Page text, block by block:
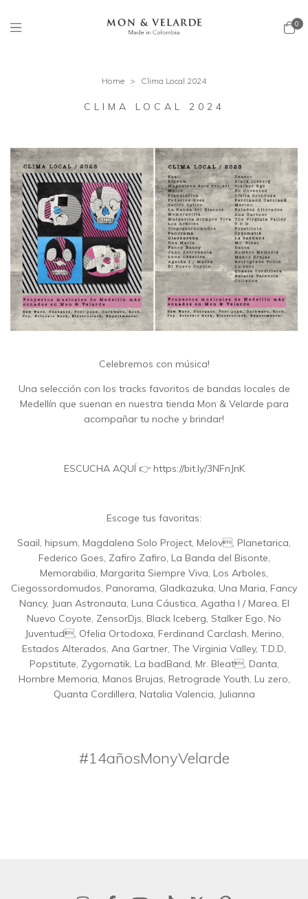
0
Home > Clima Local 2024
CLIMA LOCAL 2024
Celebremos con música!
Una selección con los tracks favoritos de bandas locales de
Medellín que suenan en nuestra tienda Mon & Velarde para
acompañar tu noche y brindar!
ESCUCHA AQUÍ 👉 https://bit.ly/3NFnJnK
Escoge tus favoritas:
Saail, hipsum, Magdalena Solo Project, Melov, Planetarica,
Federico Goes, Zafiro Zafiro, La Banda del Bisonte,
Memorabilia, Margarita Siempre Viva, Los Arboles,
Ciegossordomudos, Panorama, Gladkazuka, Una Maria, Fancy
Nancy, Juan Astronauta, Luna Cáustica, Agatha I / Marea, El
Nuevo Coyote, ZensorDjs, Black Iceberg, Stalker Ego, No
Juventud, Ofelia Ortodoxa, Ferdinand Carclash, Merino,
Estados Alterados, Ana Gartner, The Virginia Valley, T.D.D,
Popstitute, Zygomatik, La badBand, Mr. Bleat, Danta,
Hombre Memoria, Manos Brujas, Retrograde Youth, Lu zero,
Quanta Cordillera, Natalia Valencia, Julianna
#14añosMonyVelarde